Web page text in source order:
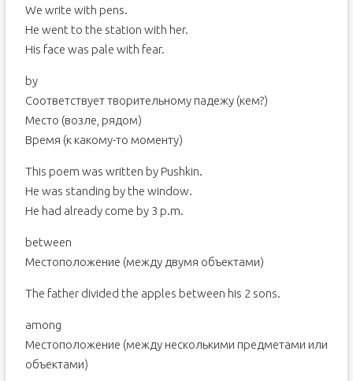
We write with pens.
He went to the station with her.
His face was pale with fear.
by
Соответствует творительному падежу (кем?)
Место (возле, рядом)
Время (к какому-то моменту)
This poem was written by Pushkin.
He was standing by the window.
He had already come by 3 p.m.
between
Местоположение (между двумя объектами)
The father divided the apples between his 2 sons.
among
Местоположение (между несколькими предметами или
объектами)